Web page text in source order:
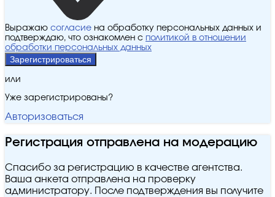
Выражаю согласие на обработку персональных данных и
подтверждаю, что ознакомлен с политикой в отношении
обработки персональных данных
Зарегистрироваться
или
Уже зарегистрированы?
Авторизоваться
Регистрация отправлена на модерацию
Спасибо за регистрацию в качестве агентства.
Ваша анкета отправлена на проверку
администратору. После подтверждения вы получите